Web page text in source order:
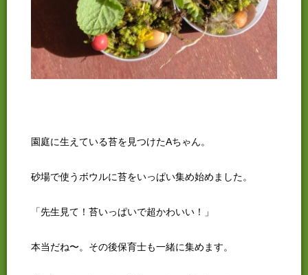
園庭に生えている苔を見つけたAちゃん。
砂場で使うボウルに苔をいっぱい集め始めました。
「先生見て！苔いっぱいで超かわいい！」
本当だね〜。その後保育士も一緒に集めます。